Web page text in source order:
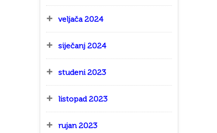
veljača 2024
siječanj 2024
studeni 2023
listopad 2023
rujan 2023